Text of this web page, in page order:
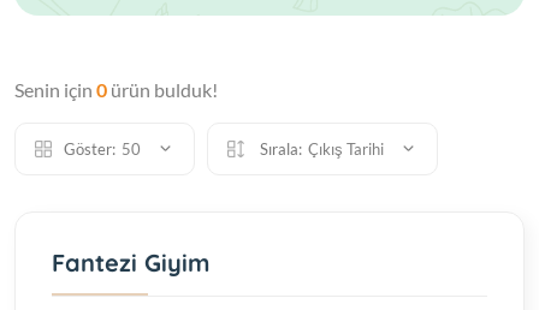
Senin için 0 ürün bulduk!
Göster: 50 Sırala: Çıkış Tarihi
Fantezi Giyim